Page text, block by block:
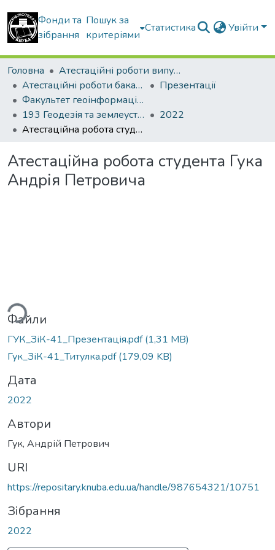
Фонди та
зібрання
Пошук за
критеріями
Статистика Увійти
Головна
Атестаційні роботи випускників
Атестаційні роботи бакалаврів
Презентації
Факультет геоінформаційних систем та управління територіями
193 Геодезія та землеустрій. Землеустрій і кадастр
2022
Атестаційна робота студента Гука Андрія Петровича
Атестаційна робота студента Гука
Андрія Петровича
Файли
ГУК_ЗіК-41_Презентація.pdf(1,31 MB)
Гук_ЗіК-41_Титулка.pdf(179,09 KB)
Дата
2022
Автори
Гук, Андрій Петрович
URI
https://repositary.knuba.edu.ua/handle/987654321/10751
Зібрання
2022